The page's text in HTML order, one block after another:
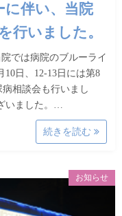
に伴い、当院
行いました。
では病院のブルーライ
10日、12-13日には第8
相談会も行いまし
いました。…
続きを読む
お知らせ